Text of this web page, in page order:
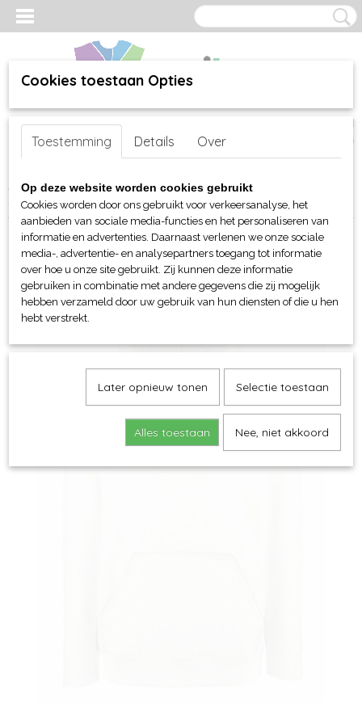
Inloggen Registreren
(0)
Home >webshop>Per merk >Fruit of the Loom
Sweaters> FOTL Kids Hooded Sweat (Classic)
Cookies toestaan Opties
Toestemming Details Over
Op deze website worden cookies gebruikt
Cookies worden door ons gebruikt voor verkeersanalyse, het
aanbieden van sociale media-functies en het personaliseren van
informatie en advertenties. Daarnaast verlenen we onze sociale
media-, advertentie- en analysepartners toegang tot informatie
over hoe u onze site gebruikt. Zij kunnen deze informatie
gebruiken in combinatie met andere gegevens die zij mogelijk
hebben verzameld door uw gebruik van hun diensten of die u hen
hebt verstrekt.
Later opnieuw tonen Selectie toestaan
Alles toestaan Nee, niet akkoord